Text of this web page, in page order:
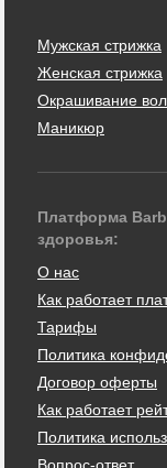
Мужская стрижка
Женская стрижка
Окрашивание
Маникюр
Платформа
здоровья:
О нас
Как работает
Тарифы
Политика
Договор оферты
Как работает
Политика
Вопрос-ответ